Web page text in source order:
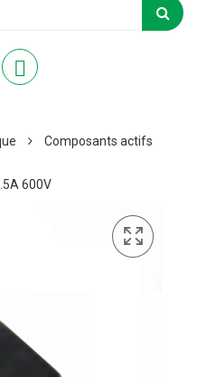
Composants actifs
600V